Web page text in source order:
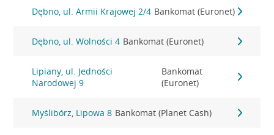
Dębno, ul. Armii Krajowej 2/4 Bankomat (Euronet)
Dębno, ul. Wolności 4 Bankomat (Euronet)
Lipiany, ul. Jedności
Narodowej 9
Bankomat
(Euronet)
Myślibórz, Lipowa 8 Bankomat (Planet Cash)